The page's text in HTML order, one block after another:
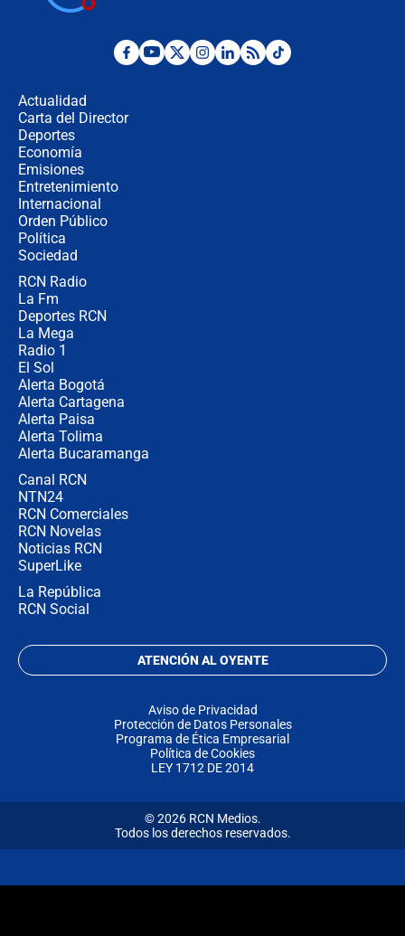
¿Por qué De la Espriella gobernará
Actualidad
Carta del Director
Deportes
Economía
Emisiones
Entretenimiento
Internacional
Orden Público
Política
Sociedad
RCN Radio
La Fm
Deportes RCN
La Mega
Radio 1
El Sol
Alerta Bogotá
Alerta Cartagena
Alerta Paisa
Alerta Tolima
Alerta Bucaramanga
Canal RCN
NTN24
RCN Comerciales
RCN Novelas
Noticias RCN
SuperLike
La República
RCN Social
ATENCIÓN AL OYENTE
Aviso de Privacidad
Protección de Datos Personales
Programa de Ética Empresarial
Política de Cookies
LEY 1712 DE 2014
© 2026 RCN Medios.
Todos los derechos reservados.